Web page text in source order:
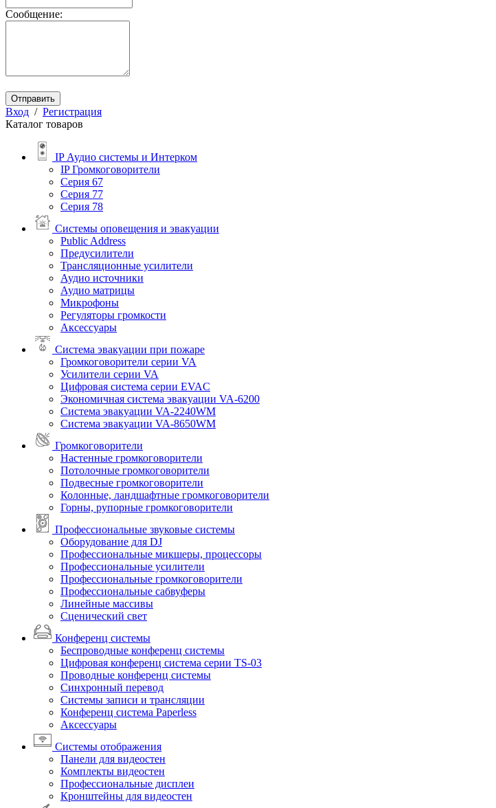
Сообщение:
Отправить
Вход / Регистрация
Каталог товаров
IP Аудио системы и Интерком
IP Громкоговорители
Серия 67
Серия 77
Серия 78
Системы оповещения и эвакуации
Public Address
Предусилители
Трансляционные усилители
Аудио источники
Аудио матрицы
Микрофоны
Регуляторы громкости
Аксессуары
Система эвакуации при пожаре
Громкоговорители серии VA
Усилители серии VA
Цифровая система серии EVAC
Экономичная система эвакуации VA-6200
Система эвакуации VA-2240WM
Система эвакуации VA-8650WM
Громкоговорители
Настенные громкоговорители
Потолочные громкоговорители
Подвесные громкоговорители
Колонные, ландшафтные громкоговорители
Горны, рупорные громкоговорители
Профессиональные звуковые системы
Оборудование для DJ
Профессиональные микшеры, процессоры
Профессиональные усилители
Профессиональные громкоговорители
Профессиональные сабвуферы
Линейные массивы
Сценический свет
Конференц системы
Беспроводные конференц системы
Цифровая конференц система серии TS-03
Проводные конференц системы
Синхронный перевод
Системы записи и трансляции
Конференц система Paperless
Аксессуары
Системы отображения
Панели для видеостен
Комплекты видеостен
Профессиональные дисплеи
Кронштейны для видеостен